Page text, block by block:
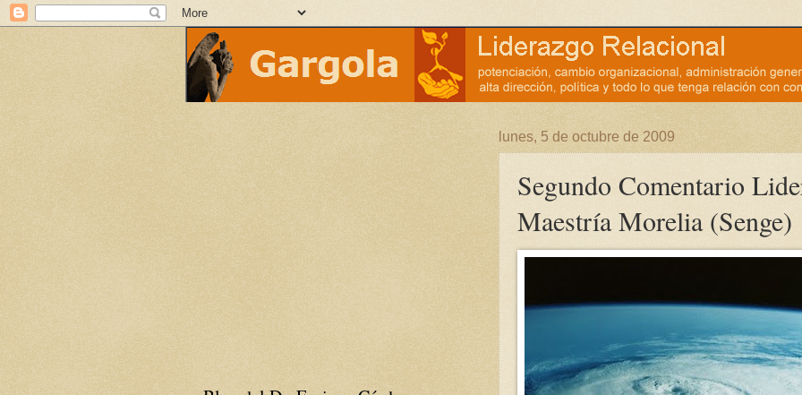
lunes, 5 de octubre de 2009
Segundo Comentario
Maestría Morelia (Senge)